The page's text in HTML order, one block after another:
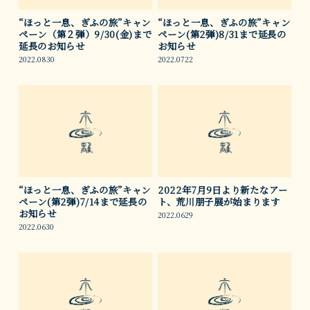
“ほっと一息、ぎふの旅”キャン
ペーン（第２弾）9/30(金)まで
延長のお知らせ
2022.0830
“ほっと一息、ぎふの旅”キャン
ペーン(第2弾)8/31まで延長の
お知らせ
2022.0722
“ほっと一息、ぎふの旅”キャン
ペーン(第2弾)7/14まで延長の
お知らせ
2022.0630
2022年7月9日より新たなアー
ト、荒川朋子展が始まります
2022.0629